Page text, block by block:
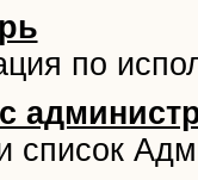
по
с
список